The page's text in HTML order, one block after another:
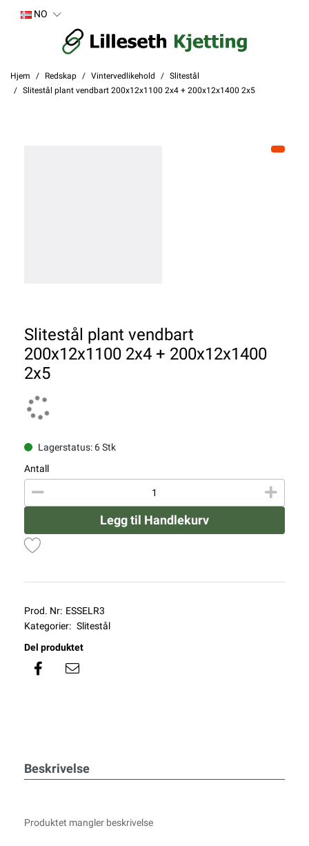
NO
Hjem Redskap Vintervedlikehold
Slitestål
Slitestål plant vendbart 200x12x1100 2x4 + 200x12x1400 2x5
Slitestål plant vendbart
200x12x1100 2x4 + 200x12x1400
2x5
Lagerstatus: 6 Stk
Antall
Legg til Handlekurv
Prod. Nr: ESSELR3
Kategorier: Slitestål
Del produktet
Beskrivelse
Produktet mangler beskrivelse